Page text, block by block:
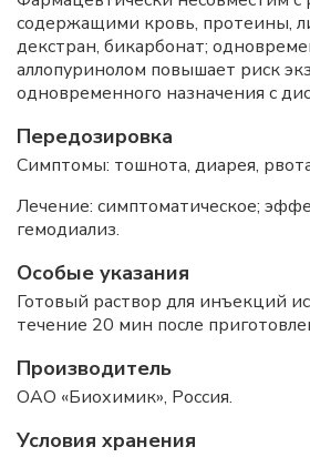
содержащими кровь, протеины,
декстран, бикарбонат;
аллопуринолом повышает риск
одновременного назначения с
Передозировка
Симптомы: тошнота, диарея,
Лечение: симптоматическое;
гемодиализ.
Особые указания
Готовый раствор для инъекций
течение 20 мин после
Производитель
ОАО «Биохимик», Россия.
Условия хранения